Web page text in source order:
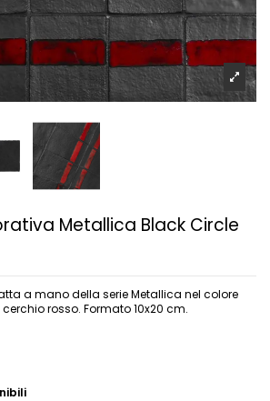
Metallica Black Circle
a mano della serie Metallica nel colore
rosso. Formato 10x20 cm.